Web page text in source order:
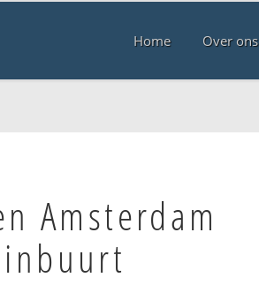
Home Over ons
Amsterdam